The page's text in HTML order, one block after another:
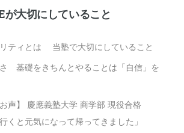
が大切にしていること
ティとは 当塾で大切にしていること
基礎をきちんとやることは「自信」を
声】 慶應義塾大学 商学部 現役合格
くと元気になって帰ってきました」